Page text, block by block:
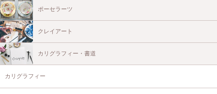
ポーセラーツ
クレイアート
カリグラフィー・書道
カリグラフィー